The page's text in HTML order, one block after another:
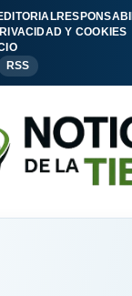
Y COOKIES
RSS